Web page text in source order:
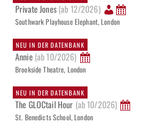
Private Jones(ab 12/2026)
Southwark Playhouse Elephant, London
NEU IN DER DATENBANK
Annie(ab 10/2026)
Brookside Theatre, London
NEU IN DER DATENBANK
The GLOCtail Hour (ab 10/2026)
St. Benedicts School, London